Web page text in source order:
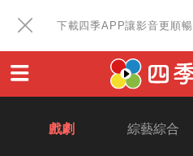
下載四季APP讓影音更順暢
戲劇 綜藝綜合